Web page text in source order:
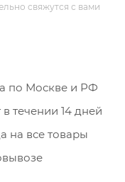
свяжутся с вами
по Москве и РФ
течении 14 дней
на все товары